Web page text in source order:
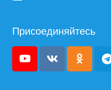
Присоединяйтесь